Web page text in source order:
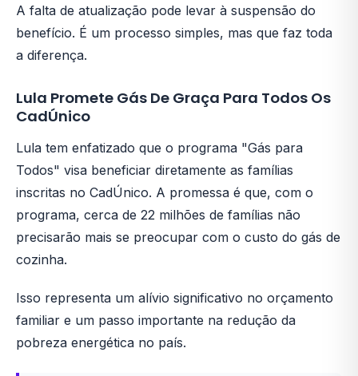
A falta de atualização pode levar à suspensão do
benefício. É um processo simples, mas que faz toda
a diferença.
Lula Promete Gás De Graça Para Todos Os
CadÚnico
Lula tem enfatizado que o programa "Gás para
Todos" visa beneficiar diretamente as famílias
inscritas no CadÚnico. A promessa é que, com o
programa, cerca de 22 milhões de famílias não
precisarão mais se preocupar com o custo do gás de
cozinha.
Isso representa um alívio significativo no orçamento
familiar e um passo importante na redução da
pobreza energética no país.